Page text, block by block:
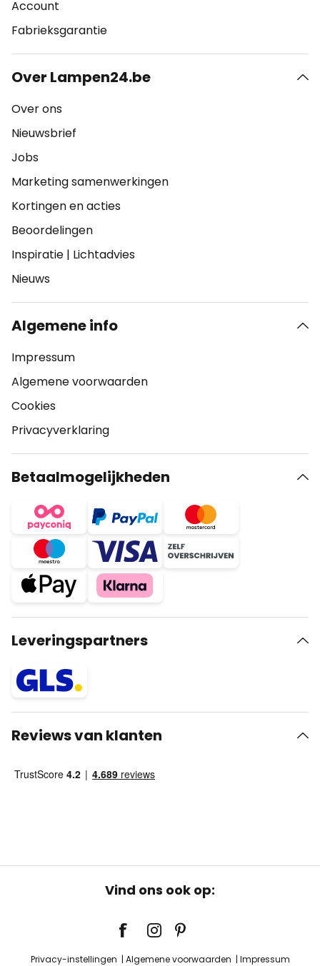
Account
Fabrieksgarantie
Over Lampen24.be
Over ons
Nieuwsbrief
Jobs
Marketing samenwerkingen
Kortingen en acties
Beoordelingen
Inspiratie | Lichtadvies
Nieuws
Algemene info
Impressum
Algemene voorwaarden
Cookies
Privacyverklaring
Betaalmogelijkheden
Leveringspartners
Reviews van klanten
Vind ons ook op:
Privacy-instellingen Algemene voorwaarden Impressum